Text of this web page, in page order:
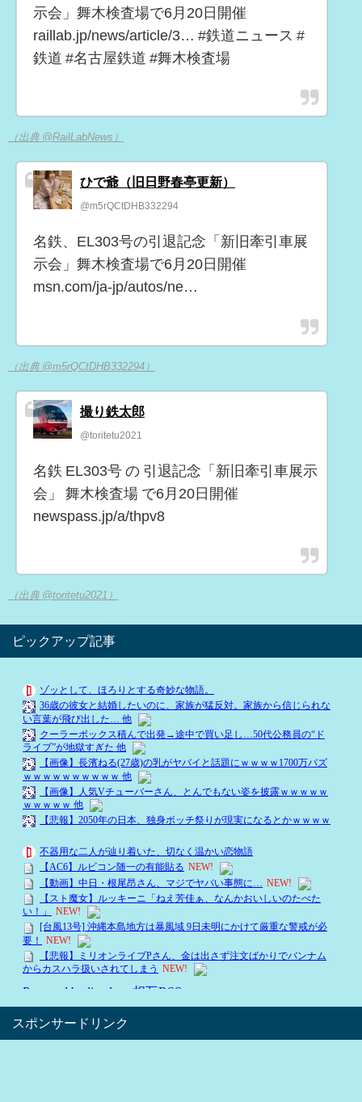
示会」舞木検査場で6月20日開催
raillab.jp/news/article/3… #鉄道ニュース #
鉄道 #名古屋鉄道 #舞木検査場
（出典 @RailLabNews）
ひで爺（旧日野春亭更新）
@m5rQCtDHB332294
名鉄、EL303号の引退記念「新旧牽引車展
示会」舞木検査場で6月20日開催
msn.com/ja-jp/autos/ne…
（出典 @m5rQCtDHB332294）
撮り鉄太郎
@toritetu2021
名鉄 EL303号 の 引退記念「新旧牽引車展示
会」 舞木検査場 で6月20日開催
newspass.jp/a/thpv8
（出典 @toritetu2021）
ピックアップ記事
スポンサードリンク